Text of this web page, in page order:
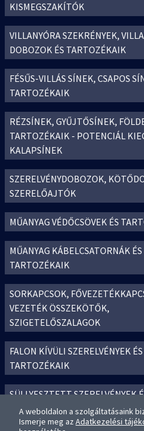
A weboldalon a szolgáltatásaink
Ismerje meg az Adatkezelési
KISMEGSZAKÍTÓK
VILLANYÓRA SZEKRÉNYEK,
DOBOZOK ÉS TARTOZÉKAIK
FÉSŰS-VILLÁS SÍNEK, CSAPOS
TARTOZÉKAIK
RÉZSÍNEK, GYŰJTŐSÍNEK,
TARTOZÉKAIK - POTENCIÁL
KALAPSÍNEK
SZERELVÉNYDOBOZOK,
SZERELŐAJTÓK
MŰANYAG VÉDŐCSÖVEK ÉS
MŰANYAG KÁBELCSATORNÁK ÉS
TARTOZÉKAIK
SORKAPCSOK,
VEZETÉK ÖSSZEKÖTŐK,
SZIGETELŐSZALAGOK
FALON KÍVÜLI SZERELVÉNYEK ÉS
TARTOZÉKAIK
SÜLLYESZTETT SZERELVÉNYEK
TARTOZÉKAIK